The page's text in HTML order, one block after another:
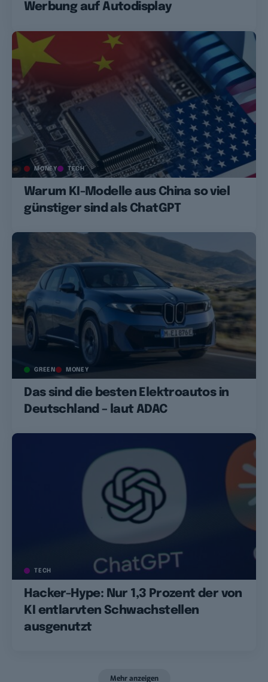
Werbung auf Autodisplay
MONEY TECH
Warum KI-Modelle aus China so viel
günstiger sind als ChatGPT
GREEN MONEY
Das sind die besten Elektroautos in
Deutschland – laut ADAC
TECH
Hacker-Hype: Nur 1,3 Prozent der von
KI entlarvten Schwachstellen
ausgenutzt
Mehr anzeigen